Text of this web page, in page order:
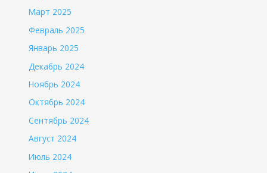
Март 2025
Февраль 2025
Январь 2025
Декабрь 2024
Ноябрь 2024
Октябрь 2024
Сентябрь 2024
Август 2024
Июль 2024